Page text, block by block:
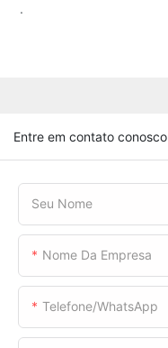
.
Entre em contato conosco
Seu Nome
Nome Da Empresa
Telefone/WhatsApp